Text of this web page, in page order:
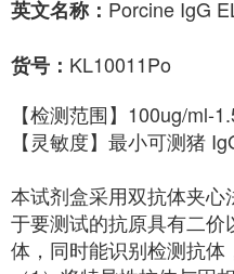
英文名称： Porcine IgG
货号： KL10011Po
【检测范围】100ug/ml-
【灵敏度】最小可测猪
本试剂盒采用双抗体夹
于要测试的抗原具有二
体，同时能识别检测抗体